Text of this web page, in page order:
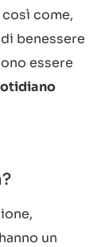
così come,
benessere
essere
un